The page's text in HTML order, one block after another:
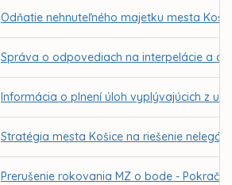
Odňatie nehnuteľného majetku mesta
Správa o odpovediach na interpelácie a
Informácia o plnení úloh vyplývajúcich z
Stratégia mesta Košice na riešenie
Prerušenie rokovania MZ o bode -